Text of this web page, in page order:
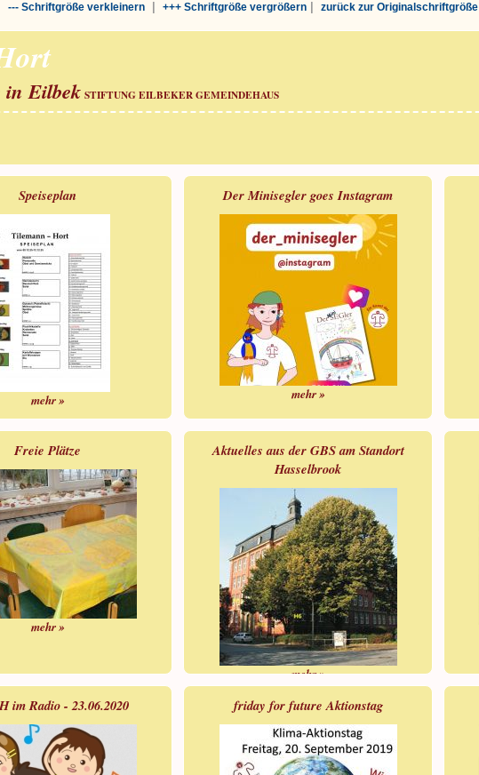
--- Schriftgröße verkleinern| +++ Schriftgröße vergrößern| zurück zur Originalschriftgröße
in Eilbek STIFTUNG EILBEKER GEMEINDEHAUS
Speiseplan
mehr »
Der Minisegler goes Instagram
mehr »
Freie Plätze
mehr »
Aktuelles aus der GBS am Standort
Hasselbrook
mehr »
im Radio - 23.06.2020 friday for future Aktionstag